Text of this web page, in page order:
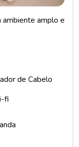
ambiente amplo e
de Cabelo
fi